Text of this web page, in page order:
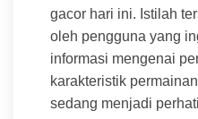
gacor hari ini. Istilah
oleh pengguna yang
informasi mengenai
karakteristik
sedang menjadi